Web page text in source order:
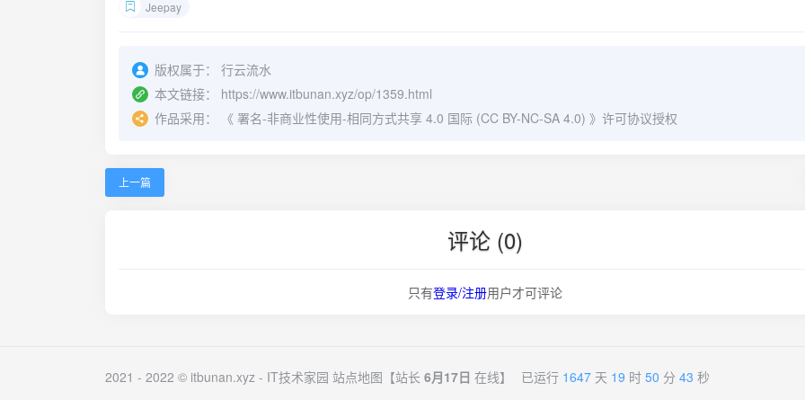
Jeepay
版权属于：
行云流水
本文链接：
https://www.itbunan.xyz/op/1359.html
作品采用：
《 署名-非商业性使用-相同方式共享 4.0 国际 (CC BY-NC-SA 4.0) 》许可协议授权
上一篇
评论 (0)
只有登录/注册用户才可评论
2021 - 2022 © itbunan.xyz - IT技术家园 站点地图 【站长 6月17日 在线】 已运行 1647 天 19 时 50 分 44 秒